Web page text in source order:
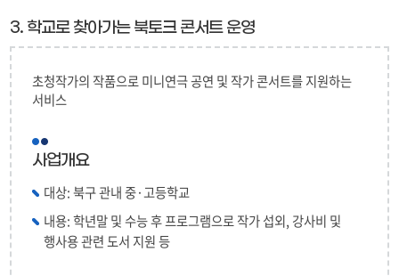
3. 학교로 찾아가는 북토크 콘서트 운영
초청작가의 작품으로 미니연극 공연 및 작가 콘서트를 지원하는
서비스
사업개요
대상: 북구 관내 중·고등학교
내용: 학년말 및 수능 후 프로그램으로 작가 섭외, 강사비 및
행사용 관련 도서 지원 등